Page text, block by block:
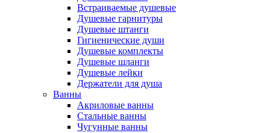
Встраиваемые душевые
Душевые гарнитуры
Душевые штанги
Гигиенические души
Душевые комплекты
Душевые шланги
Душевые лейки
Держатели для душа
Ванны
Акриловые ванны
Стальные ванны
Чугунные ванны